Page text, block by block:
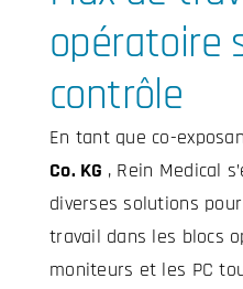
opératoire
contrôle
En tant que co-
Co. KG , Rein Medical
diverses solutions
travail dans les blocs
moniteurs et les PC